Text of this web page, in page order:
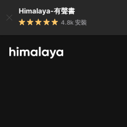
Himalaya-有聲書
4.8k 安裝